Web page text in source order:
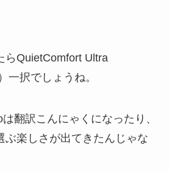
らQuietComfort Ultra
一択でしょうね。
翻訳こんにゃくになったり、
ぶ楽しさが出てきたんじゃな